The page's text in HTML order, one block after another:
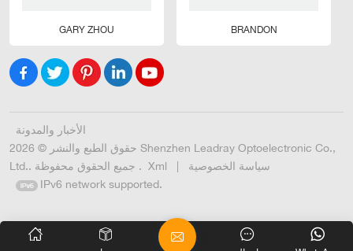
GARY ZHOU BRANDON
الأخبار والمدونة
حقوق الطبع والنشر © 2026 Shenzhen Leadray Optoelectronic Co.,
Ltd.. جميع الحقوق محفوظة . Xml |
سياسة الخصوصية
IPv6 network supported.